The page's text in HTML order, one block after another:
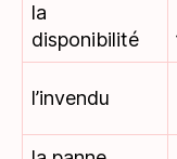
la
disponibilité
l’invendu